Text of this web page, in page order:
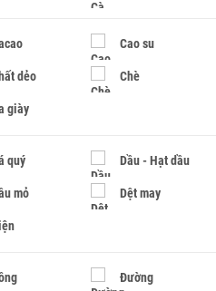
Cao su
dẻo Chè
giày
quý Dầu - Hạt dầu
mỏ Dệt may
Đường